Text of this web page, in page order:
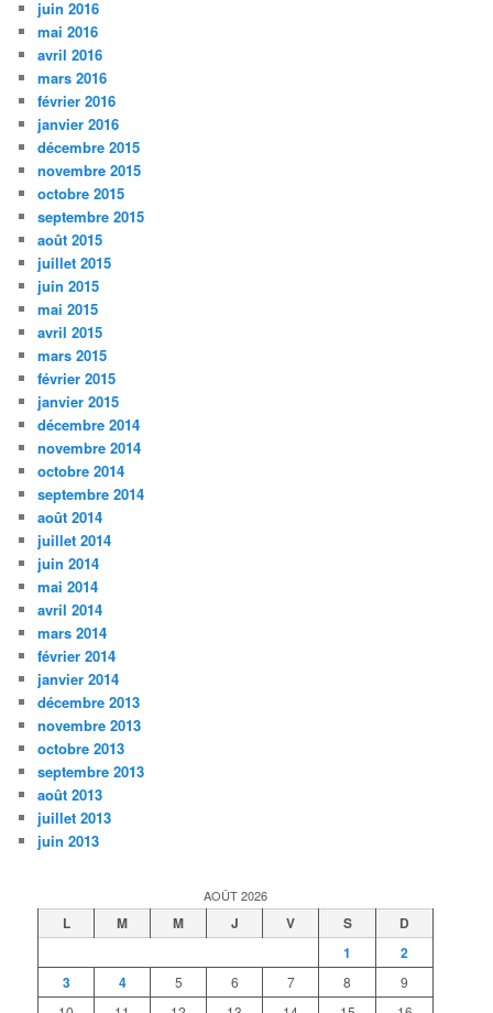
juin 2016
mai 2016
avril 2016
mars 2016
février 2016
janvier 2016
décembre 2015
novembre 2015
octobre 2015
septembre 2015
août 2015
juillet 2015
juin 2015
mai 2015
avril 2015
mars 2015
février 2015
janvier 2015
décembre 2014
novembre 2014
octobre 2014
septembre 2014
août 2014
juillet 2014
juin 2014
mai 2014
avril 2014
mars 2014
février 2014
janvier 2014
décembre 2013
novembre 2013
octobre 2013
septembre 2013
août 2013
juillet 2013
juin 2013
AOÛT 2026
L M M J V S
D
1
2
3
4 5 6 7 8
9